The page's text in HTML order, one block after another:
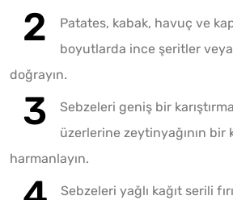
Patates, kabak, havuç ve
boyutlarda ince şeritler
doğrayın.
Sebzeleri geniş bir
üzerlerine zeytinyağının bir
harmanlayın.
Sebzeleri yağlı kağıt serili